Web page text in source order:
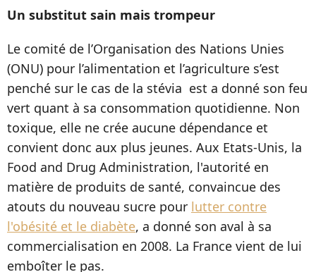
Un substitut sain mais trompeur
Le comité de l’Organisation des Nations Unies
(ONU) pour l’alimentation et l’agriculture s’est
penché sur le cas de la stévia est a donné son feu
vert quant à sa consommation quotidienne. Non
toxique, elle ne crée aucune dépendance et
convient donc aux plus jeunes. Aux Etats-Unis, la
Food and Drug Administration, l'autorité en
matière de produits de santé, convaincue des
atouts du nouveau sucre pour lutter contre
l'obésité et le diabète, a donné son aval à sa
commercialisation en 2008. La France vient de lui
emboîter le pas.